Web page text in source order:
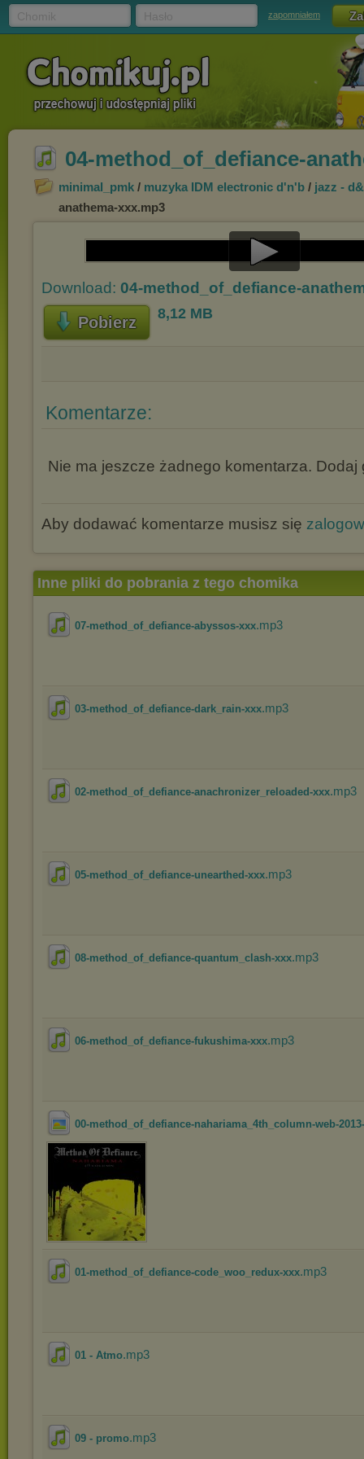
zapomniałem
04-method_of_defiance-
minimal_pmk / muzyka IDM electronic d'n'b / jazz -
anathema-xxx.mp3
Play
Download: 04-method_of_defiance-
Pobierz 8,12 MB
Komentarze:
Nie ma jeszcze żadnego komentarza. Dodaj
Aby dodawać komentarze musisz się
Inne pliki do pobrania z tego chomika
07-method_of_defiance-abyssos-xxx.mp3
03-method_of_defiance-dark_rain-xxx.mp3
02-method_of_defiance-anachronizer_reloaded-xxx.mp3
05-method_of_defiance-unearthed-xxx.mp3
08-method_of_defiance-quantum_clash-xxx.mp3
06-method_of_defiance-fukushima-xxx.mp3
00-method_of_defiance-nahariama_4th_column-web-
01-method_of_defiance-code_woo_redux-xxx.mp3
01 - Atmo.mp3
09 - promo.mp3